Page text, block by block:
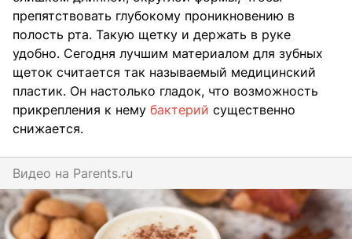
препятствовать глубокому проникновению в
полость рта. Такую щетку и держать в руке
удобно. Сегодня лучшим материалом для зубных
щеток считается так называемый медицинский
пластик. Он настолько гладок, что возможность
прикрепления к нему бактерий существенно
снижается.
Видео на parents.ru